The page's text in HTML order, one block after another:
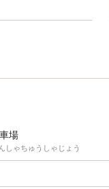
場
しゃちゅうしゃじょう